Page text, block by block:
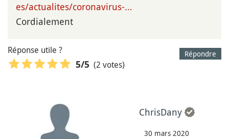
es/actualites/coronavirus-…
Cordialement
Répondre
Réponse utile ?
5/5 (2 votes)
ChrisDany
30 mars 2020